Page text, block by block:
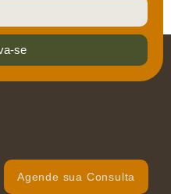
se
Agende sua Consulta